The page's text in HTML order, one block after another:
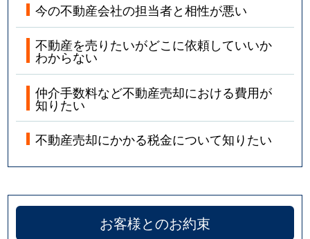
今の不動産会社の担当者と相性が悪い
不動産を売りたいがどこに依頼していいか
わからない
仲介手数料など不動産売却における費用が
知りたい
不動産売却にかかる税金について知りたい
お客様とのお約束